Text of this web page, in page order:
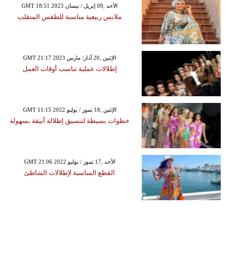
GMT 18:51 2023 الأحد ,09 إبريل / نيسان
ملابس ربيعية مناسبة للطقس المتقلب
GMT 21:17 2023 الإثنين ,20 آذار/ مارس
إطلالات عملية تناسب أوقات العمل
GMT 11:15 2022 الإثنين ,18 تموز / يوليو
خطوات بسيطة لتنسيق إطلالة أنيقة بسهولة
GMT 21:06 2022 الأحد ,17 تموز / يوليو
القطع المناسبة لإطلالات الشاطئ